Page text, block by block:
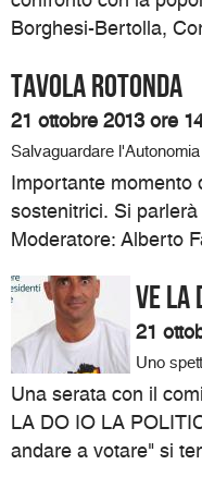
Borghesi-Bertolla,
Tavola Rotonda
21 ottobre 2013 ore
Salvaguardare
Importante momento
sostenitrici. Si
Moderatore: Alberto
VE LA
21
Uno
Una serata con il
LA DO IO LA
andare a votare" si